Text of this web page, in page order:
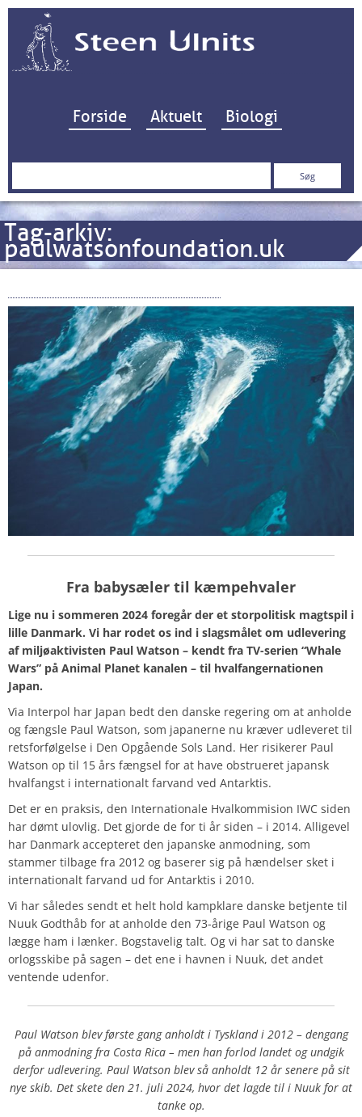
Hop til indhold
Forside Aktuelt Biologi
Søg
Tag-arkiv:
paulwatsonfoundation.uk
Fra babysæler til kæmpehvaler
Lige nu i sommeren 2024 foregår der et storpolitisk magtspil i
lille Danmark. Vi har rodet os ind i slagsmålet om udlevering
af miljøaktivisten Paul Watson – kendt fra TV-serien “Whale
Wars” på Animal Planet kanalen – til hvalfangernationen
Japan.
Via Interpol har Japan bedt den danske regering om at anholde
og fængsle Paul Watson, som japanerne nu kræver udleveret til
retsforfølgelse i Den Opgående Sols Land. Her risikerer Paul
Watson op til 15 års fængsel for at have obstrueret japansk
hvalfangst i internationalt farvand ved Antarktis.
Det er en praksis, den Internationale Hvalkommision IWC siden
har dømt ulovlig. Det gjorde de for ti år siden – i 2014. Alligevel
har Danmark accepteret den japanske anmodning, som
stammer tilbage fra 2012 og baserer sig på hændelser sket i
internationalt farvand ud for Antarktis i 2010.
Vi har således sendt et helt hold kampklare danske betjente til
Nuuk Godthåb for at anholde den 73-årige Paul Watson og
lægge ham i lænker. Bogstavelig talt. Og vi har sat to danske
orlogsskibe på sagen – det ene i havnen i Nuuk, det andet
ventende udenfor.
Paul Watson blev første gang anholdt i Tyskland i 2012 – dengang
på anmodning fra Costa Rica – men han forlod landet og undgik
derfor udlevering. Paul Watson blev så anholdt 12 år senere på sit
nye skib. Det skete den 21. juli 2024, hvor det lagde til i Nuuk for at
tanke op.